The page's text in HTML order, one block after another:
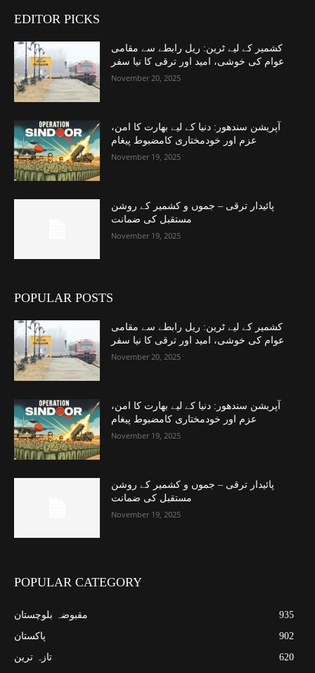
EDITOR PICKS
کشمیر کے لیے ٹرین: ریل رابطے سے مقامی
عوام کی خوشی، امید اور ترقی کا نیا سفر
November 20, 2025
آپریشن سندھور: دنیا کے لیے بھارت کا امن،
عزم اور خودمختاری کامضبوط پیغام
November 19, 2025
پائیدار ترقی – جموں و کشمیر کے روشن
مستقبل کی ضمانت
November 19, 2025
POPULAR POSTS
کشمیر کے لیے ٹرین: ریل رابطے سے مقامی
عوام کی خوشی، امید اور ترقی کا نیا سفر
November 20, 2025
آپریشن سندھور: دنیا کے لیے بھارت کا امن،
عزم اور خودمختاری کامضبوط پیغام
November 19, 2025
پائیدار ترقی – جموں و کشمیر کے روشن
مستقبل کی ضمانت
November 19, 2025
POPULAR CATEGORY
مقبوضہ بلوچستان
935
پاکستان
902
تازہ ترین
620